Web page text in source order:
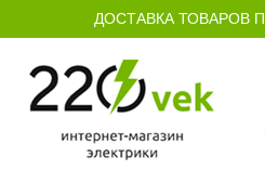
ДОСТАВКА ТОВАРОВ